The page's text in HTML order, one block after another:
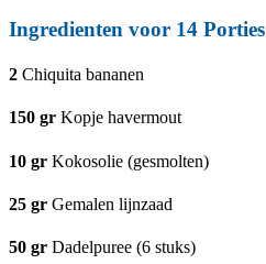
Ingredienten voor 14 Porties
2 Chiquita bananen
150 gr Kopje havermout
10 gr Kokosolie (gesmolten)
25 gr Gemalen lijnzaad
50 gr Dadelpuree (6 stuks)